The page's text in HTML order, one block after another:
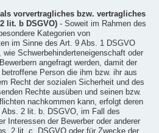
vorvertragliches bzw. vertragliches
lit. b DSGVO)- Soweit im Rahmen des
Kategorien von
im Sinne des Art. 9 Abs. 1 DSGVO
Schwerbehinderteneigenschaft oder
angefragt werden, damit der
Person die ihm bzw. ihr aus
Recht der sozialen Sicherheit und des
Rechte ausüben und seinen bzw.
nachkommen kann, erfolgt deren
Abs. 2 lit. b. DSGVO, im Fall des
Interessen der Bewerber oder anderer